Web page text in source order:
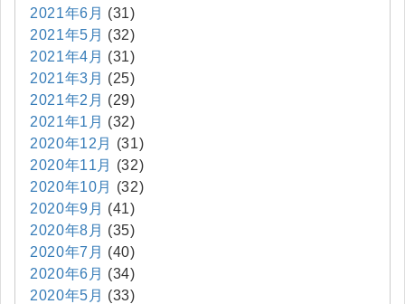
2021年6月 (31)
2021年5月 (32)
2021年4月 (31)
2021年3月 (25)
2021年2月 (29)
2021年1月 (32)
2020年12月
(31)
2020年11月
(32)
2020年10月
(32)
2020年9月 (41)
2020年8月 (35)
2020年7月 (40)
2020年6月 (34)
2020年5月 (33)